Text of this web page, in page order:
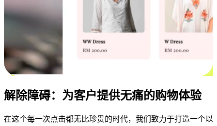
解除障碍：为客户提供无痛的购物体验
在这个每一次点击都无比珍贵的时代，我们致力于打造一个以